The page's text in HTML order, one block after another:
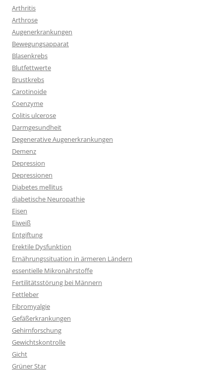
Arthritis
Arthrose
Augenerkrankungen
Bewegungsapparat
Blasenkrebs
Blutfettwerte
Brustkrebs
Carotinoide
Coenzyme
Colitis ulcerose
Darmgesundheit
Degenerative Augenerkrankungen
Demenz
Depression
Depressionen
Diabetes mellitus
diabetische Neuropathie
Eisen
Eiweiß
Entgiftung
Erektile Dysfunktion
Ernährungssituation in ärmeren Ländern
essentielle Mikronährstoffe
Fertilitätsstörung bei Männern
Fettleber
Fibromyalgie
Gefäßerkrankungen
Gehirnforschung
Gewichtskontrolle
Gicht
Grüner Star